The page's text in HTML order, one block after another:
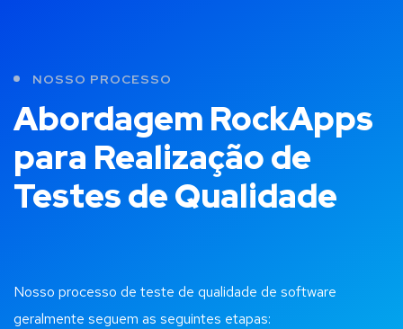
NOSSO PROCESSO
Abordagem RockApps
para Realização de
Testes de Qualidade
Nosso processo de teste de qualidade de software
geralmente seguem as seguintes etapas: